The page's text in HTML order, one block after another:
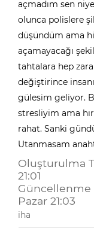
açmadım sen
olunca polislere
düşündüm ama
açamayacağı
tahtalara hep
değiştirince
gülesim geliyor.
stresliyim ama
rahat. Sanki
Utanmasam
Oluşturulma
21:01
Güncellenme
Pazar 21:03
iha